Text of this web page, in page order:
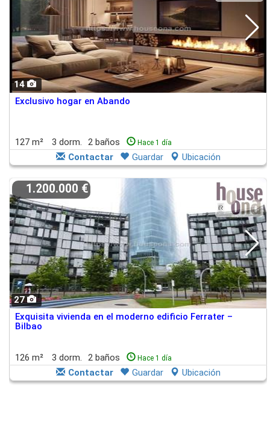
14
Exclusivo hogar en Abando
127 m² 3 dorm. 2 baños Hace 1 día
Contactar Guardar Ubicación
27
1.200.000 €
Exquisita vivienda en el moderno edificio Ferrater –
Bilbao
126 m² 3 dorm. 2 baños Hace 1 día
Contactar Guardar Ubicación